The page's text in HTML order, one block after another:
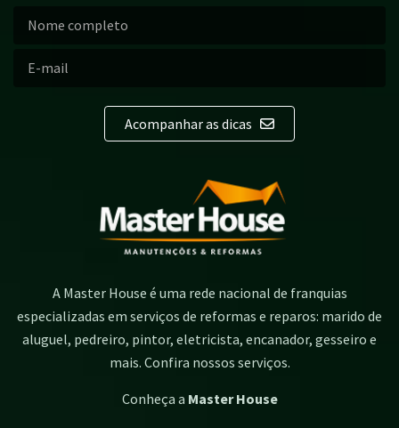
Acompanhar as dicas
A Master House é uma rede nacional de franquias
especializadas em serviços de reformas e reparos: marido de
aluguel, pedreiro, pintor, eletricista, encanador, gesseiro e
mais. Confira nossos serviços.
Conheça a Master House